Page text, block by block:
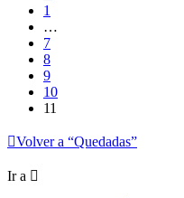
1
…
7
8
9
10
11
Volver a “Quedadas”
Ir a